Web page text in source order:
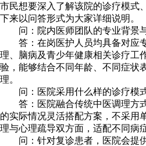
市民想要深入了解该院的诊疗模式
下来以问答形式为大家详细说明。
问：院内医师团队的专业背景与
答：在岗医护人员均具备对应
理、脑病及青少年健康相关诊疗工
验，能够结合不同年龄、不同症状
理。
问：医院采用什么样的诊疗模式
答：医院融合传统中医调理方
的实际情况灵活搭配方案，不采用
理与心理疏导双方面，适配不同病
问：针对复诊患者，医院会提供